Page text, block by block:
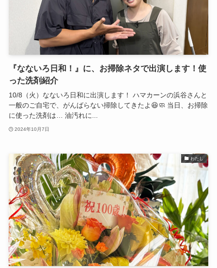
『なないろ日和！』に、お掃除ネタで出演します！使
った洗剤紹介
10/8（火）なないろ日和に出演します！ ハマカーンの浜谷さんと
一般のご自宅で、がんばらない掃除してきたよ😆🧼 当日、お掃除
に使った洗剤は… 油汚れに...
2024年10月7日
わたし